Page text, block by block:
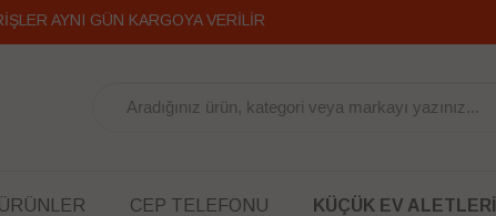
AYNI GÜN KARGOYA VERİLİR
CEP TELEFONU KÜÇÜK EV ALETLERI